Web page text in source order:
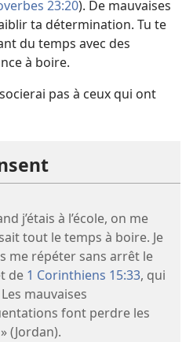
23:20). De mauvaises
ta détermination. Tu te
du temps avec des
à boire.
pas à ceux qui ont
j’étais à l’école, on me
tout le temps à boire. Je
me répéter sans arrêt le
de 1 Corinthiens 15:33, qui
mauvaises
font perdre les
(Jordan).